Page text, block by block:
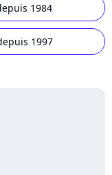
1984
1997